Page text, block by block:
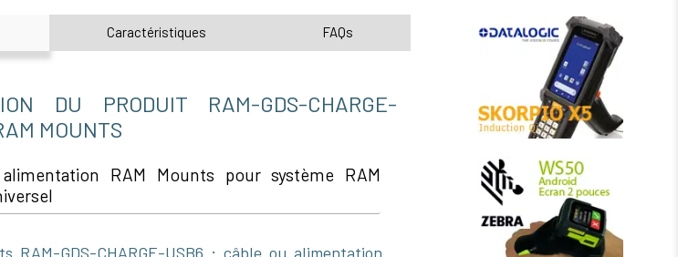
Caractéristiques FAQs
DU PRODUIT RAM-GDS-CHARGE-
MOUNTS
RAM Mounts pour système RAM
RAM-GDS-CHARGE-USB6 : câble ou alimentation